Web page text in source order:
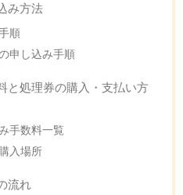
み方法
順
申し込み手順
と処理券の購入・支払い方
手数料一覧
入場所
流れ